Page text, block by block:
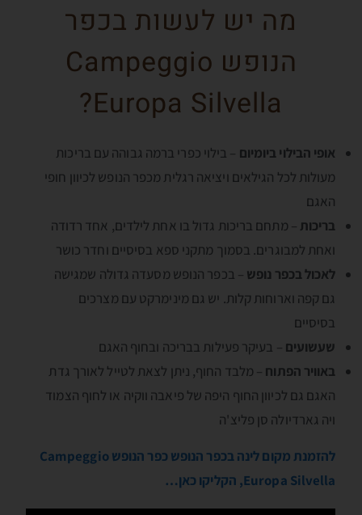
מה יש לעשות בכפר
הנופש Campeggio
Europa Silvella?
אופי הבילוי ביומיום – בילוי כפרי ברמה גבוהה עם בריכות
מעולות לכל הגילאים ויציאה רגלית מכפר הנופש לכיוון חופי
האגם
בריכות – מתחם בריכות גדול בו אחת לילדים, אחד רדודה
ואחת למבוגרים. בסמוך מתקני ספא בסיסיים וחדר כושר
לאכול בכפר נופש – בכפר הנופש מסעדה גדולה שמגישה
גם קפה וארוחות קלות. יש גם מינימרקט עם מצרכים
בסיסיים
שעשועים – בעיקר פעילות בבריכה ובחוף האגם
באוויר הפתוח – מלבד החוף, ניתן לצאת לטייל לאורך גדת
האגם גם לכיוון החוף היפה של פיאבה ווקיה או לחוף הצמוד
ויה גארדיולה סן פליצ'ה
להזמנת מקום לינה בכפר הנופש כפר הנופש Campeggio
Europa Silvella, הקליקו כאן…